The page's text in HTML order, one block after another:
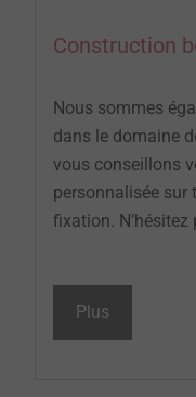
Construction
Nous sommes
dans le domaine
vous conseillons
personnalisée sur
fixation.
Plus